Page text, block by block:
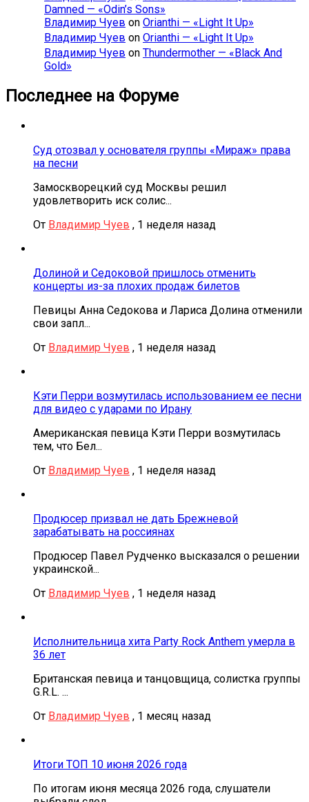
Damned — «Odin’s Sons»
Владимир Чуев on Orianthi — «Light It Up»
Владимир Чуев on Orianthi — «Light It Up»
Владимир Чуев on Thundermother — «Black And
Gold»
Последнее на Форуме
Суд отозвал у основателя группы «Мираж» права
на песни
Замоскворецкий суд Москвы решил
удовлетворить иск солис...
От Владимир Чуев , 1 неделя назад
Долиной и Седоковой пришлось отменить
концерты из-за плохих продаж билетов
Певицы Анна Седокова и Лариса Долина отменили
свои запл...
От Владимир Чуев , 1 неделя назад
Кэти Перри возмутилась использованием ее песни
для видео с ударами по Ирану
Американская певица Кэти Перри возмутилась
тем, что Бел...
От Владимир Чуев , 1 неделя назад
Продюсер призвал не дать Брежневой
зарабатывать на россиянах
Продюсер Павел Рудченко высказался о решении
украинской...
От Владимир Чуев , 1 неделя назад
Исполнительница хита Party Rock Anthem умерла в
36 лет
Британская певица и танцовщица, солистка группы
G.R.L. ...
От Владимир Чуев , 1 месяц назад
Итоги ТОП 10 июня 2026 года
По итогам июня месяца 2026 года, слушатели